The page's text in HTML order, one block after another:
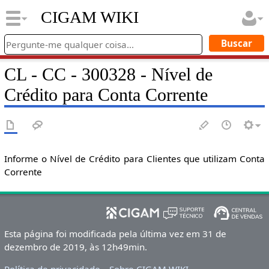
CIGAM WIKI
CL - CC - 300328 - Nível de
Crédito para Conta Corrente
Informe o Nível de Crédito para Clientes que utilizam Conta
Corrente
Esta página foi modificada pela última vez em 31 de
dezembro de 2019, às 12h49min.